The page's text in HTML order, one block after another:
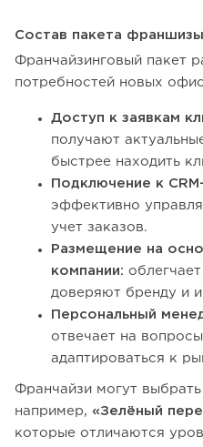
Состав пакета
Франчайзинговый пакет
потребностей новых
Доступ к заявкам
получают
быстрее находить
Подключение к
эффективно
учет заказов.
Размещение на
компании:
доверяют бренду и
Персональный
отвечает на
адаптироваться к
Франчайзи могут
например, «Зелёный
которые отличаются